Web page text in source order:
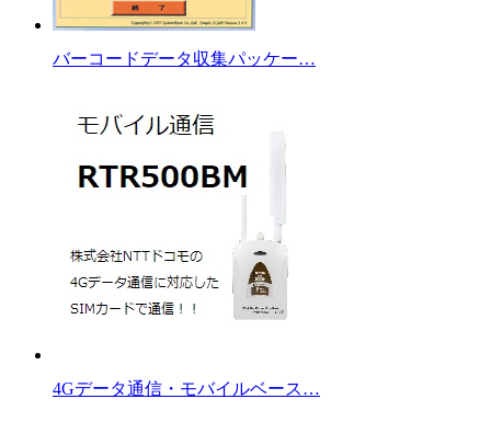
バーコードデータ収集パッケー…
4Gデータ通信・モバイルベース…